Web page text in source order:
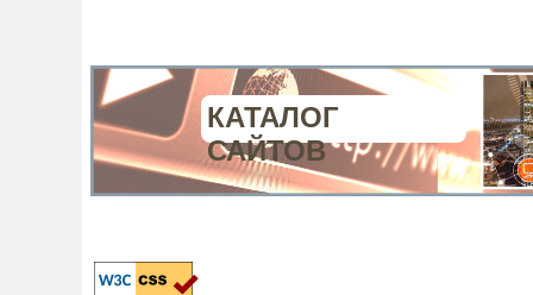
КАТАЛОГ
САЙТОВ